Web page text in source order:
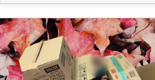
1枚の canvas にすべて制作します。 ①夢溢れる可愛いクリスマス・ハウス ②ク
リスマス・キラキラビーズツリー ③ク
マス・カラフル・オーナメント ★1枚の canvas に4つのARTをコラージュしなが
ら制作します。 絵の具やビーズ、
し、 キラキラ・カラフルな "Christmas
具だけでなく、様々な素材や工程を用
ど、 ご自身のアイディアやセン